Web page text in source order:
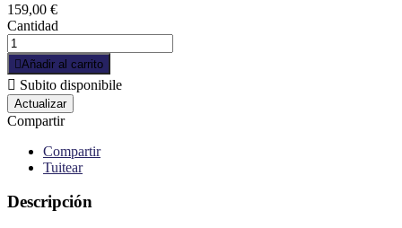
159,00 €
Cantidad
Añadir al carrito
 Subito disponibile
Compartir
Compartir
Tuitear
Descripción